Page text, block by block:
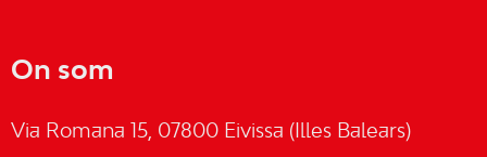
On som
Via Romana 15, 07800 Eivissa (Illes Balears)